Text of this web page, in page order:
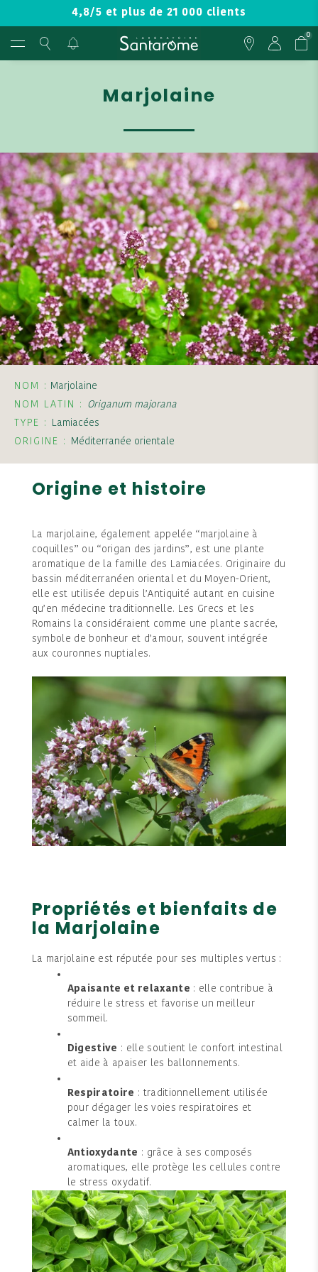
4,8/5 et plus de 21 000 clients
0
Marjolaine
NOM : Marjolaine
NOM LATIN : Origanum majorana
TYPE :
Lamiacées
ORIGINE :
Méditerranée orientale
Origine et histoire
La marjolaine, également appelée “marjolaine à
coquilles” ou “origan des jardins”, est une plante
aromatique de la famille des Lamiacées. Originaire du
bassin méditerranéen oriental et du Moyen-Orient,
elle est utilisée depuis l’Antiquité autant en cuisine
qu’en médecine traditionnelle. Les Grecs et les
Romains la considéraient comme une plante sacrée,
symbole de bonheur et d’amour, souvent intégrée
aux couronnes nuptiales.
Propriétés et bienfaits de
la Marjolaine
La marjolaine est réputée pour ses multiples vertus :
Apaisante et relaxante : elle contribue à
réduire le stress et favorise un meilleur
sommeil.
Digestive : elle soutient le confort intestinal
et aide à apaiser les ballonnements.
Respiratoire : traditionnellement utilisée
pour dégager les voies respiratoires et
calmer la toux.
Antioxydante : grâce à ses composés
aromatiques, elle protège les cellules contre
le stress oxydatif.